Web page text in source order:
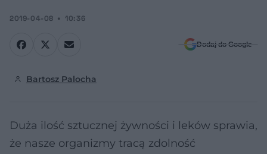
2019-04-08 10:36
Dodaj do Google
Bartosz Palocha
Duża ilość sztucznej żywności i leków sprawia,
że nasze organizmy tracą zdolność